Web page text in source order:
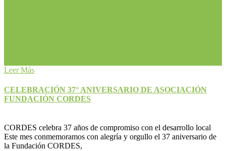
Leer Más
CELEBRACIÓN 37° ANIVERSARIO DE ASOCIACIÓN
FUNDACIÓN CORDES
CORDES celebra 37 años de compromiso con el desarrollo local
Este mes conmemoramos con alegría y orgullo el 37 aniversario de
la Fundación CORDES,